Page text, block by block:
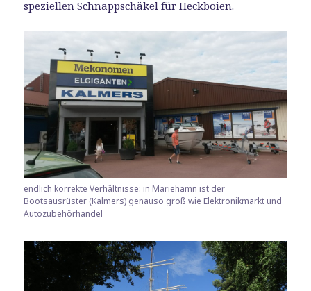
speziellen Schnappschäkel für Heckboien.
endlich korrekte Verhältnisse: in Mariehamn ist der
Bootsausrüster (Kalmers) genauso groß wie Elektronikmarkt und
Autozubehörhandel